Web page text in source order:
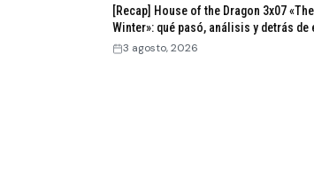
[Recap] House of the Dragon 3x07
Winter»: qué pasó, análisis y detrás de
3 agosto, 2026